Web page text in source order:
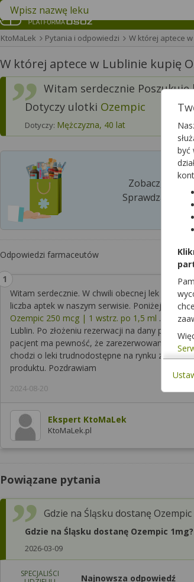
Znajdź lek w swojej okolicy
KtoMaLek Pytania i odpowiedzi W której aptece
W której aptece w Lublinie kupię
Witam serdecznie
Dotyczy ulotki Ozempic
Dotyczy: Mężczyzna, 40 lat
Zobacz, która
Sprawdzaj
Odpowiedzi farmaceutów
Witam serdecznie. W chwili obecnej lek
liczba aptek w naszym serwisie. Poniżej
Ozempic 250 mcg | 1 wstrz. po 1,5 ml . Wyniki
Lublin. Po złożeniu rezerwacji na dany
pacjent ma pewność, że zarezerwowany
chodzi o leki trudnodostępne na rynku
produktu. Pozdrawiam
2024-08-20
Ekspert KtoMaLek
KtoMaLek.pl
Powiązane pytania
Gdzie na Śląsku dostanę Ozempic
Gdzie na Śląsku dostanę Ozempic 1mg?
2026-03-09
SPECJALIŚCI
Najnowsza odpowiedź
być